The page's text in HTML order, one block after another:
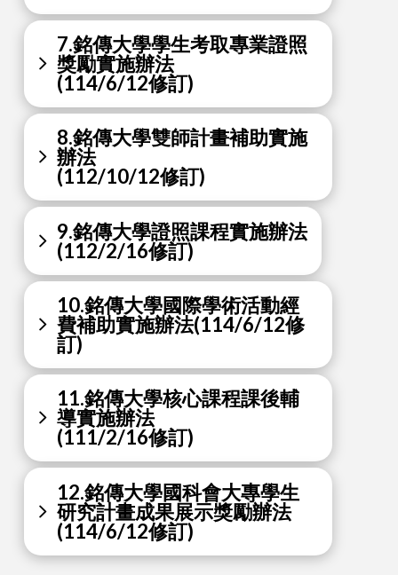
7.銘傳大學學生考取專業證照
獎勵實施辦法
(114/6/12修訂)
8.銘傳大學雙師計畫補助實施
辦法
(112/10/12修訂)
9.銘傳大學證照課程實施辦法
(112/2/16修訂)
10.銘傳大學國際學術活動經
費補助實施辦法(114/6/12修
訂)
11.銘傳大學核心課程課後輔
導實施辦法
(111/2/16修訂)
12.銘傳大學國科會大專學生
研究計畫成果展示獎勵辦法
(114/6/12修訂)